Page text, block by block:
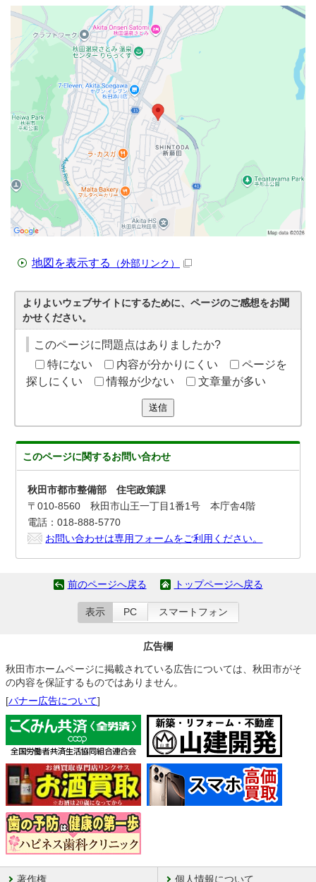
地図を表示する （外部リンク）
よりよいウェブサイトにするために、ページのご感想をお聞
かせください。
このページに問題点はありましたか?
特にない
内容が分かりにくい
ページを
探しにくい
情報が少ない 文章量が多い
送信
このページに関するお問い合わせ
秋田市都市整備部 住宅政策課
〒010-8560 秋田市山王一丁目1番1号 本庁舎4階
電話：018-888-5770
お問い合わせは専用フォームをご利用ください。
前のページへ戻る トップページへ戻る
表示 PC スマートフォン
広告欄
秋田市ホームページに掲載されている広告については、秋田市がそ
の内容を保証するものではありません。
[バナー広告について]
著作権 個人情報について